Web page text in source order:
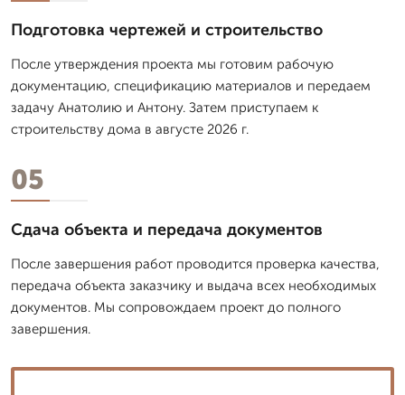
Подготовка чертежей и строительство
После утверждения проекта мы готовим рабочую
документацию, спецификацию материалов и передаем
задачу Анатолию и Антону. Затем приступаем к
строительству дома в августе 2026 г.
05
Сдача объекта и передача документов
После завершения работ проводится проверка качества,
передача объекта заказчику и выдача всех необходимых
документов. Мы сопровождаем проект до полного
завершения.